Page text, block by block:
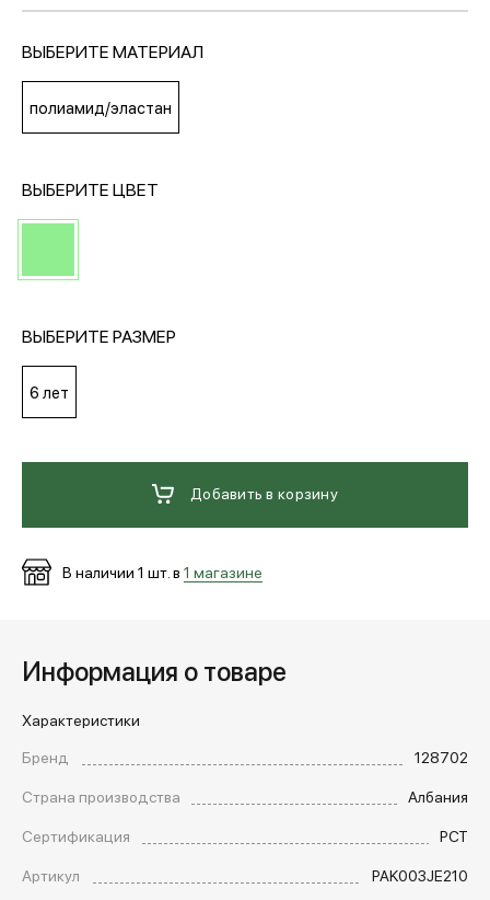
МЕДИА
ПОКУПАТЕЛЯМ
ОПЛАТА И ДОСТАВКА
Вход в личный кабинет
ВЫБЕРИТЕ МАТЕРИАЛ
полиамид/эластан
ВЫБЕРИТЕ ЦВЕТ
ВЫБЕРИТЕ РАЗМЕР
6 лет
Добавить в корзину
В наличии 1 шт. в 1 магазине
Информация о товаре
Характеристики
Бренд
128702
Страна производства
Албания
Сертификация
РСТ
Артикул
PAK003JE210